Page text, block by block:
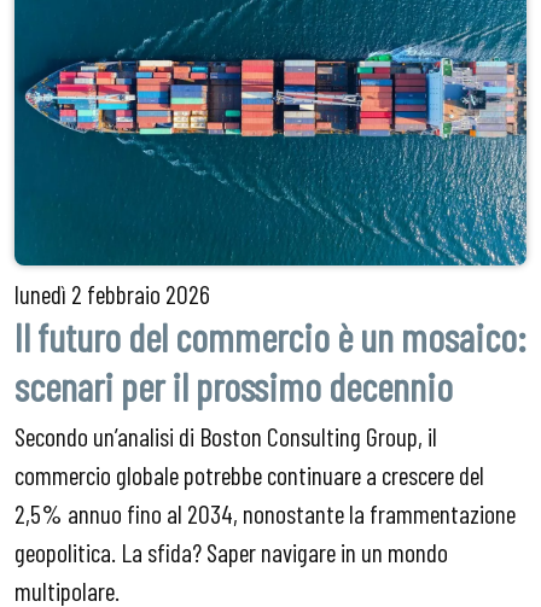
lunedì 2 febbraio 2026
Il futuro del commercio è un mosaico:
scenari per il prossimo decennio
Secondo un’analisi di Boston Consulting Group, il
commercio globale potrebbe continuare a crescere del
2,5% annuo fino al 2034, nonostante la frammentazione
geopolitica. La sfida? Saper navigare in un mondo
multipolare.